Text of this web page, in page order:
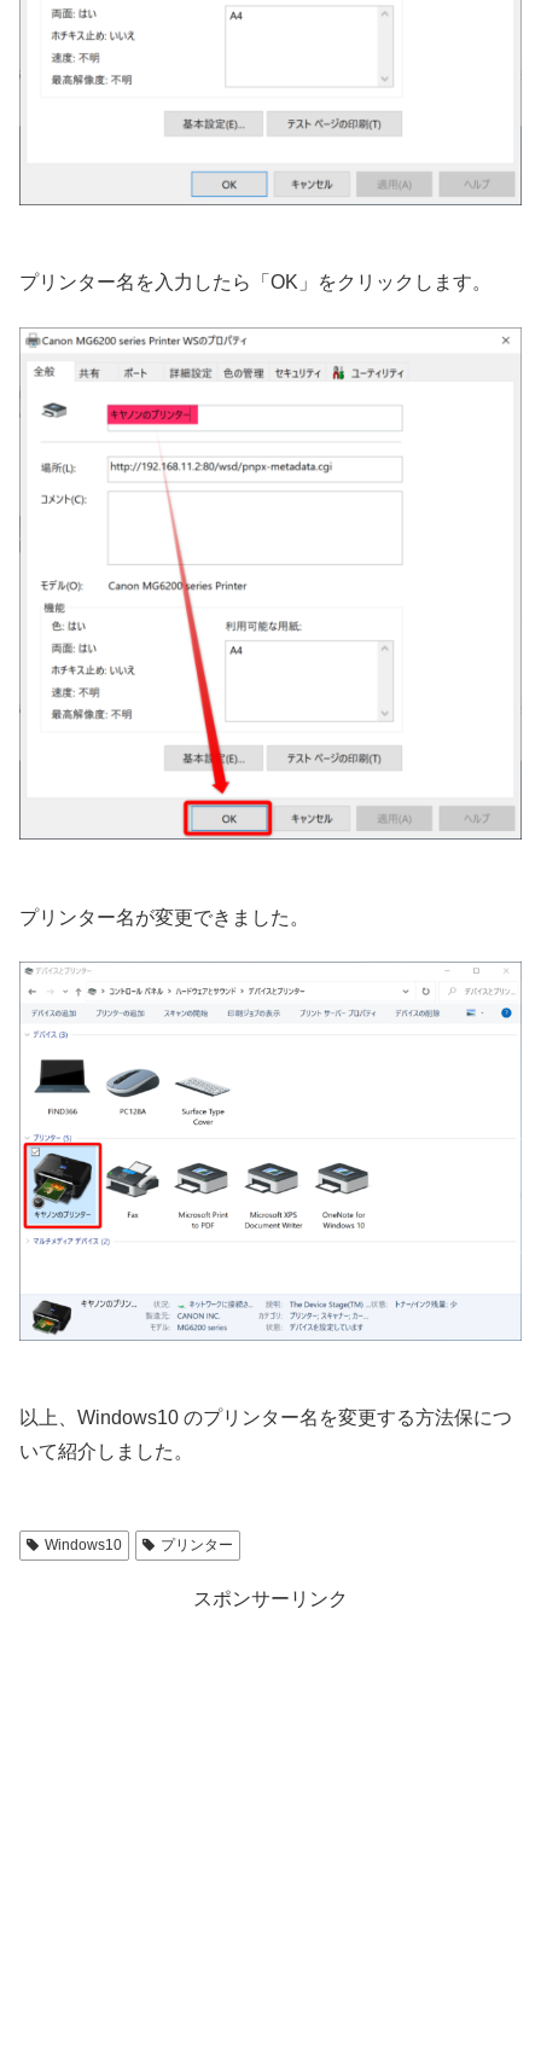
プリンター名を入力したら「OK」をクリックします。
プリンター名が変更できました。
以上、Windows10 のプリンター名を変更する方法保につ
いて紹介しました。
Windows10 プリンター
スポンサーリンク